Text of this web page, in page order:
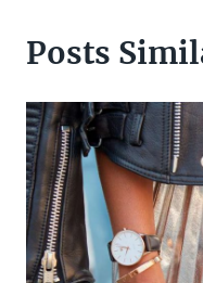
Posts